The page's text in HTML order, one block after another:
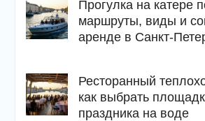
Прогулка на катере
маршруты, виды и
аренде в Санкт-
Ресторанный
как выбрать
праздника на воде